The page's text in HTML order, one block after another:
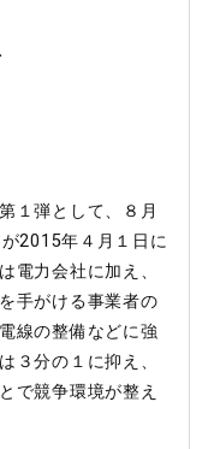
１弾として、８月
2015年４月１日に
電力会社に加え、
手がける事業者の
線の整備などに強
３分の１に抑え、
で競争環境が整え